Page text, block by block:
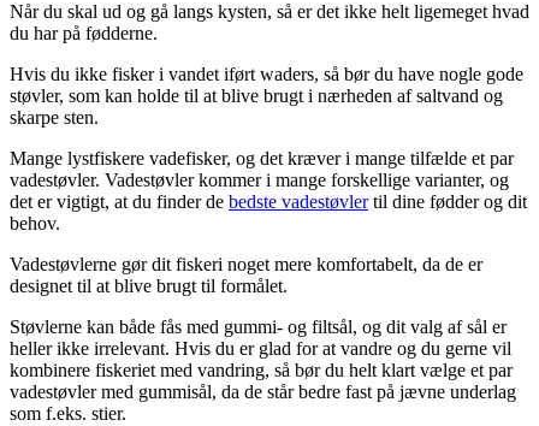
Når du skal ud og gå langs kysten, så er det ikke helt ligemeget hvad
du har på fødderne.
Hvis du ikke fisker i vandet iført waders, så bør du have nogle gode
støvler, som kan holde til at blive brugt i nærheden af saltvand og
skarpe sten.
Mange lystfiskere vadefisker, og det kræver i mange tilfælde et par
vadestøvler. Vadestøvler kommer i mange forskellige varianter, og
det er vigtigt, at du finder de bedste vadestøvlertil dine fødder og dit
behov.
Vadestøvlerne gør dit fiskeri noget mere komfortabelt, da de er
designet til at blive brugt til formålet.
Støvlerne kan både fås med gummi- og filtsål, og dit valg af sål er
heller ikke irrelevant. Hvis du er glad for at vandre og du gerne vil
kombinere fiskeriet med vandring, så bør du helt klart vælge et par
vadestøvler med gummisål, da de står bedre fast på jævne underlag
som f.eks. stier.